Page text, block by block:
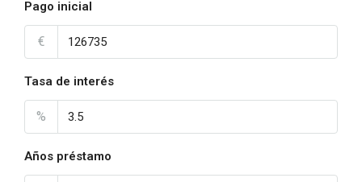
Pago inicial
€
Tasa de interés
%
Años préstamo